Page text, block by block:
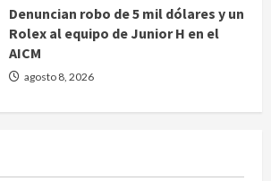
Denuncian robo de 5 mil dólares y un
Rolex al equipo de Junior H en el
AICM
agosto 8, 2026